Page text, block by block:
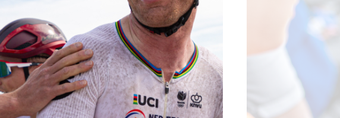
Mountainbiken
E-Racing
ID-Cycling